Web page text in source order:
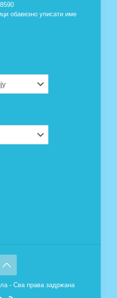
обавезно уписати име
- Сва права задржана